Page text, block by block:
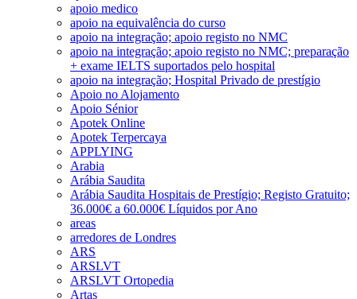
apoio medico
apoio na equivalência do curso
apoio na integração; apoio registo no NMC
apoio na integração; apoio registo no NMC; preparação
+ exame IELTS suportados pelo hospital
apoio na integração; Hospital Privado de prestígio
Apoio no Alojamento
Apoio Sénior
Apotek Online
Apotek Terpercaya
APPLYING
Arabia
Arábia Saudita
Arábia Saudita Hospitais de Prestígio; Registo Gratuito;
36.000€ a 60.000€ Líquidos por Ano
areas
arredores de Londres
ARS
ARSLVT
ARSLVT Ortopedia
Artas